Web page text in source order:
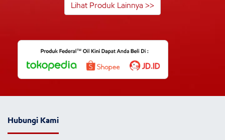
Lihat Produk Lainnya >>
Hubungi Kami